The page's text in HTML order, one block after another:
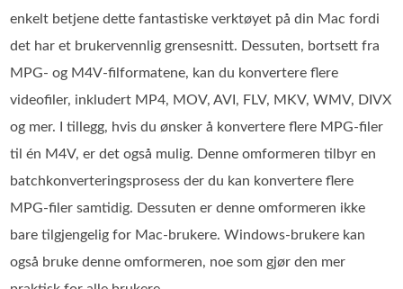
enkelt betjene dette fantastiske verktøyet på din Mac fordi
det har et brukervennlig grensesnitt. Dessuten, bortsett fra
MPG- og M4V-filformatene, kan du konvertere flere
videofiler, inkludert MP4, MOV, AVI, FLV, MKV, WMV, DIVX
og mer. I tillegg, hvis du ønsker å konvertere flere MPG-filer
til én M4V, er det også mulig. Denne omformeren tilbyr en
batchkonverteringsprosess der du kan konvertere flere
MPG-filer samtidig. Dessuten er denne omformeren ikke
bare tilgjengelig for Mac-brukere. Windows-brukere kan
også bruke denne omformeren, noe som gjør den mer